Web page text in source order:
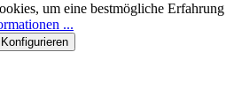
um eine bestmögliche Erfahrung
...
Konfigurieren